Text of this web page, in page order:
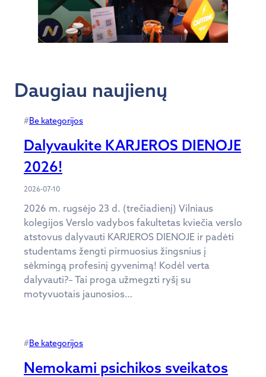
Daugiau naujienų
#Be kategorijos
Dalyvaukite KARJEROS DIENOJE
2026!
2026-07-10
2026 m. rugsėjo 23 d. (trečiadienį) Vilniaus
kolegijos Verslo vadybos fakultetas kviečia verslo
atstovus dalyvauti KARJEROS DIENOJE ir padėti
studentams žengti pirmuosius žingsnius į
sėkmingą profesinį gyvenimą! Kodėl verta
dalyvauti?– Tai proga užmegzti ryšį su
motyvuotais jaunosios…
#Be kategorijos
Nemokami psichikos sveikatos